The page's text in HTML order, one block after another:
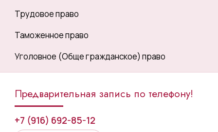
Трудовое право
Таможенное право
Уголовное (Обще гражданское) право
Предварительная запись по телефону!
+7 (916) 692-85-12